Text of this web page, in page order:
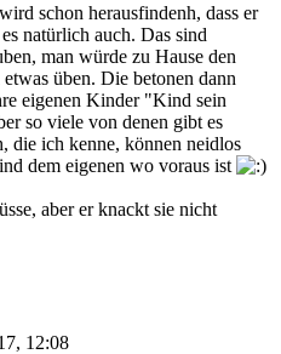
schon herausfindenh, dass er
natürlich auch. Das sind
man würde zu Hause den
üben. Die betonen dann
eigenen Kinder "Kind sein
so viele von denen gibt es
die ich kenne, können neidlos
dem eigenen wo voraus ist
aber er knackt sie nicht
12:08